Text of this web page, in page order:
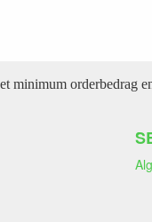
minimum orderbedrag